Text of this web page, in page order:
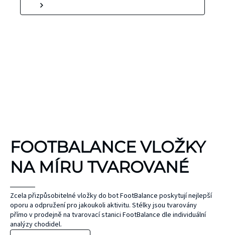
FOOTBALANCE VLOŽKY
NA MÍRU TVAROVANÉ
Zcela přizpůsobitelné vložky do bot FootBalance poskytují nejlepší
oporu a odpružení pro jakoukoli aktivitu. Stélky jsou tvarovány
přímo v prodejně na tvarovací stanici FootBalance dle individuální
analýzy chodidel.
UNIHOC
MAX
ČEPEL
ZONE
KINEZIOLOGICKÉ
TEJPY
KT TAPE
bez latexu a
přírodního